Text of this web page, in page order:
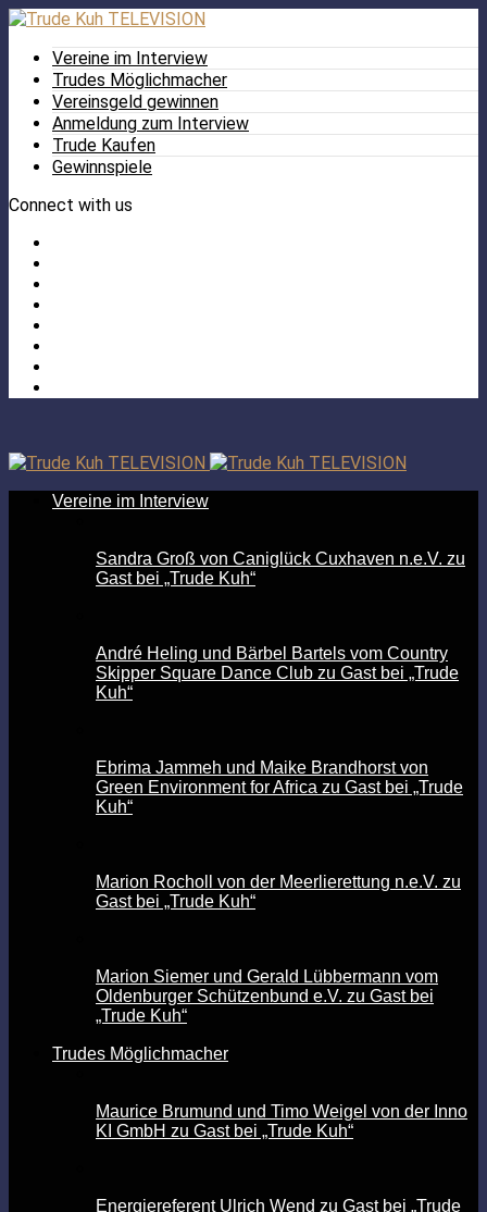
Vereine im Interview
Trudes Möglichmacher
Vereinsgeld gewinnen
Anmeldung zum Interview
Trude Kaufen
Gewinnspiele
Connect with us
Vereine im Interview
Sandra Groß von Caniglück Cuxhaven n.e.V. zu
Gast bei „Trude Kuh“
André Heling und Bärbel Bartels vom Country
Skipper Square Dance Club zu Gast bei „Trude
Kuh“
Ebrima Jammeh und Maike Brandhorst von
Green Environment for Africa zu Gast bei „Trude
Kuh“
Marion Rocholl von der Meerlierettung n.e.V. zu
Gast bei „Trude Kuh“
Marion Siemer und Gerald Lübbermann vom
Oldenburger Schützenbund e.V. zu Gast bei
„Trude Kuh“
Trudes Möglichmacher
Maurice Brumund und Timo Weigel von der Inno
KI GmbH zu Gast bei „Trude Kuh“
Energiereferent Ulrich Wend zu Gast bei „Trude